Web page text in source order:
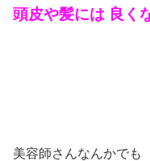
頭皮や髪には 良く
美容師さんなんかでも